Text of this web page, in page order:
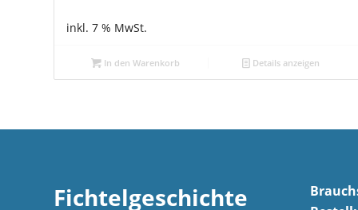
inkl. 7 % MwSt.
In den Warenkorb Details anzeigen
Fichtelgeschichte